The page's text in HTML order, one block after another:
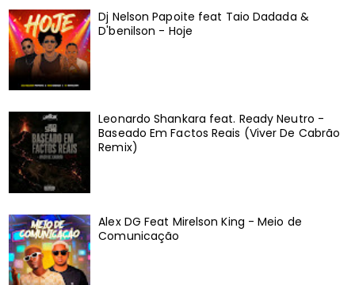
Dj Nelson Papoite feat Taio Dadada &
D'benilson - Hoje
Leonardo Shankara feat. Ready Neutro -
Baseado Em Factos Reais (Viver De Cabrão
Remix)
Alex DG Feat Mirelson King - Meio de
Comunicação